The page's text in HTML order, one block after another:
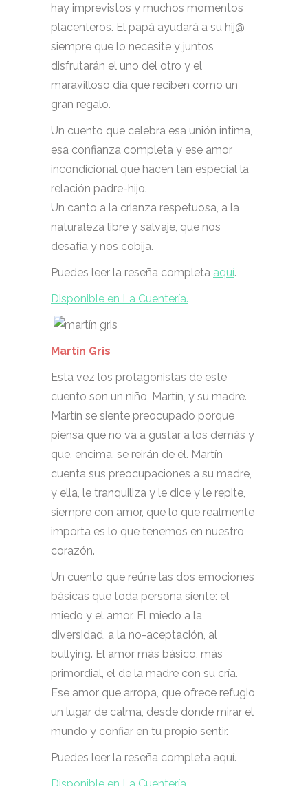
hay imprevistos y muchos momentos
placenteros. El papá ayudará a su hij@
siempre que lo necesite y juntos
disfrutarán el uno del otro y el
maravilloso día que reciben como un
gran regalo.
Un cuento que celebra esa unión intima,
esa confianza completa y ese amor
incondicional que hacen tan especial la
relación padre-hijo.
Un canto a la crianza respetuosa, a la
naturaleza libre y salvaje, que nos
desafía y nos cobija.
Puedes leer la reseña completa aquí.
Disponible en La Cuentería.
Martín Gris
Esta vez los protagonistas de este
cuento son un niño, Martín, y su madre.
Martín se siente preocupado porque
piensa que no va a gustar a los demás y
que, encima, se reirán de él. Martín
cuenta sus preocupaciones a su madre,
y ella, le tranquiliza y le dice y le repite,
siempre con amor, que lo que realmente
importa es lo que tenemos en nuestro
corazón.
Un cuento que reúne las dos emociones
básicas que toda persona siente: el
miedo y el amor. El miedo a la
diversidad, a la no-aceptación, al
bullying. El amor más básico, más
primordial, el de la madre con su cría.
Ese amor que arropa, que ofrece refugio,
un lugar de calma, desde donde mirar el
mundo y confiar en tu propio sentir.
Puedes leer la reseña completa aquí.
Disponible en La Cuentería.